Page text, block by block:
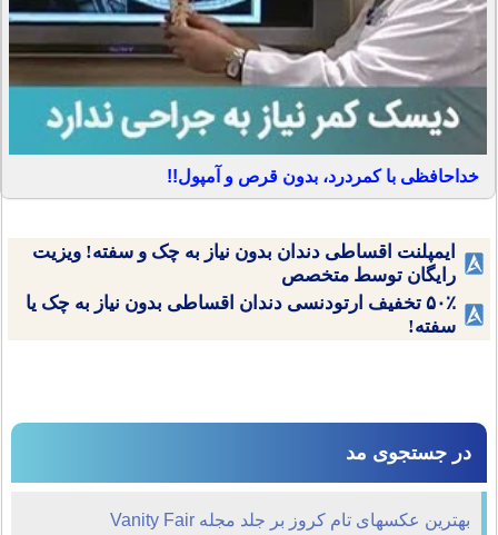
خداحافظی با کمردرد، بدون قرص و آمپول!!
ایمپلنت اقساطی دندان بدون نیاز به چک و سفته! ویزیت
رایگان توسط متخصص
۵۰٪ تخفیف ارتودنسی دندان اقساطی بدون نیاز به چک یا
سفته!
در جستجوی مد
بهترین عکسهای تام کروز بر جلد مجله Vanity Fair